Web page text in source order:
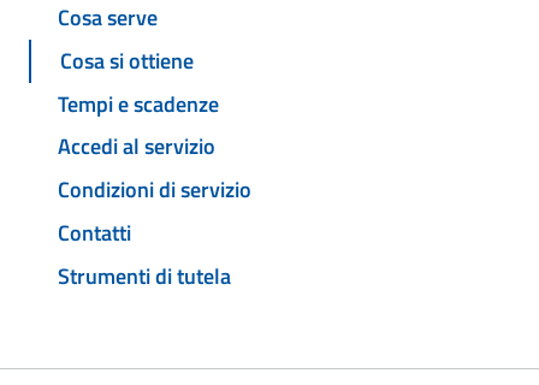
Cosa serve
Cosa si ottiene
Tempi e scadenze
Accedi al servizio
Condizioni di servizio
Contatti
Strumenti di tutela